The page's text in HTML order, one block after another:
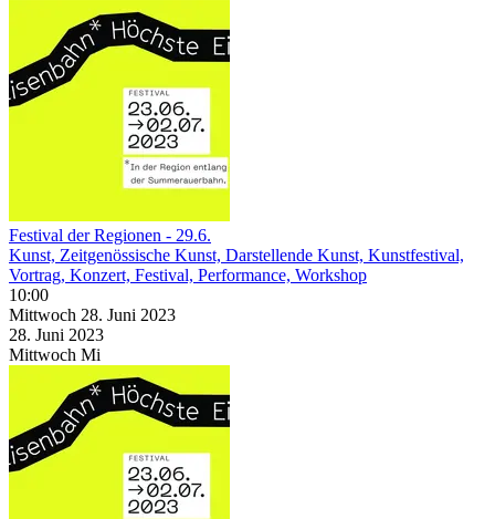
Festival der Regionen - 29.6.
Kunst, Zeitgenössische Kunst, Darstellende Kunst, Kunstfestival,
Vortrag, Konzert, Festival, Performance, Workshop
10:00
Mittwoch 28. Juni 2023
28. Juni 2023
Mittwoch Mi